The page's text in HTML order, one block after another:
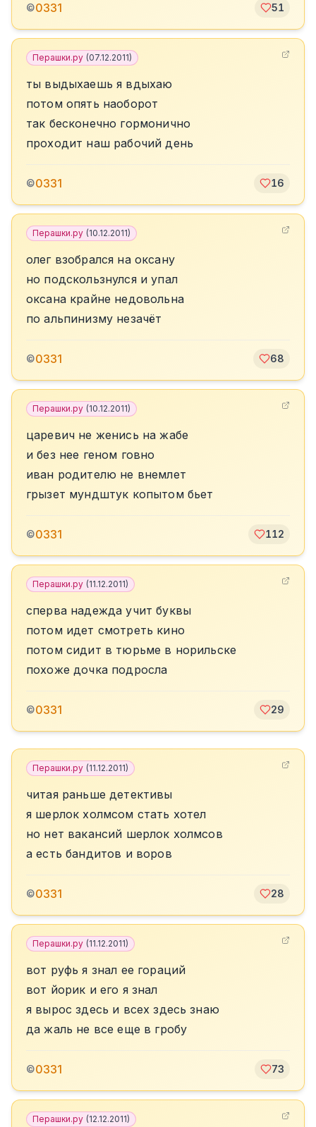
©0331 51
Перашки.ру (07.12.2011)
ты выдыхаешь я вдыхаю
потом опять наоборот
так бесконечно гормонично
проходит наш рабочий день
©0331 16
Перашки.ру (10.12.2011)
олег взобрался на оксану
но подскользнулся и упал
оксана крайне недовольна
по альпинизму незачёт
©0331 68
Перашки.ру (10.12.2011)
царевич не женись на жабе
и без нее геном говно
иван родителю не внемлет
грызет мундштук копытом бьет
©0331 112
Перашки.ру (11.12.2011)
сперва надежда учит буквы
потом идет смотреть кино
потом сидит в тюрьме в норильске
похоже дочка подросла
©0331 29
Перашки.ру (11.12.2011)
читая раньше детективы
я шерлок холмсом стать хотел
но нет вакансий шерлок холмсов
а есть бандитов и воров
©0331 28
Перашки.ру (11.12.2011)
вот руфь я знал ее гораций
вот йорик и его я знал
я вырос здесь и всех здесь знаю
да жаль не все еще в гробу
©0331 73
Перашки.ру (12.12.2011)